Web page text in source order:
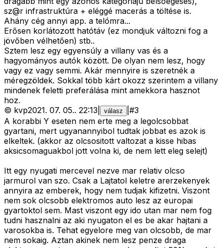
sz@r infrastruktúra + eléggé macerás a töltése is.
Ahány cég annyi app. a telómra...
Erősen korlátozott hatótáv (ez mondjuk változni fog a
jövőben vélhetően) stb..
Sztem lesz egy egyensúly a villany vas és a
hagyományos autók között. De olyan nem lesz, hogy
vagy ez vagy semmi. Akár mennyire is szeretnék a
méregzöldek. Sokkal több kárt okozz szerintem a villany
mindenek feletti preferálása mint amekkora hasznot
hoz.
© kvp2021. 07. 05.. 22:13 válasz #3
A korabbi Y eseten nem erte meg a legolcsobbat
gyartani, mert ugyanannyibol tudtak jobbat es azok is
elkeltek. (akkor az olcsositott valtozat a kisse hibas
aksicsomaguakbol jott volna ki, de nem lett eleg selejt)
Itt egy nyugati mercevel nezve mar relativ olcso
jarmurol van szo. Csak a Lajtatol keletre arerzekenyek
annyira az emberek, hogy nem tudjak kifizetni. Viszont
nem sok olcsobb elektromos auto lesz az europai
gyartoktol sem. Mast viszont egy ido utan mar nem fog
tudni hasznalni az aki nyugaton el es be akar hajtani a
varosokba is. Tehat egyelore meg van olcsobb, de mar
nem sokaig. Aztan akinek nem lesz penze draga